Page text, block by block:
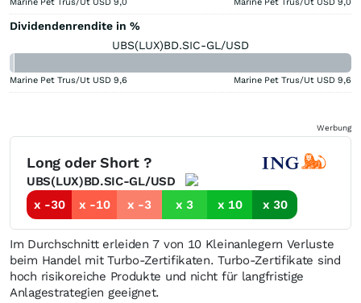
Dividendenrendite in %
UBS(LUX)BD.SIC-GL/USD
Marine Pet Trus/Ut USD 9,6 Marine Pet Trus/Ut USD 9,6
Werbung
Long oder Short ?
UBS(LUX)BD.SIC-GL/USD
x -30
x -10 x -3 x 3 x 10 x 30
Im Durchschnitt erleiden 7 von 10 Kleinanlegern Verluste
beim Handel mit Turbo-Zertifikaten. Turbo-Zertifikate sind
hoch risikoreiche Produkte und nicht für langfristige
Anlagestrategien geeignet.